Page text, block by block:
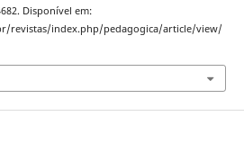
Disponível em:
revistas/index.php/pedagogica/article/view/